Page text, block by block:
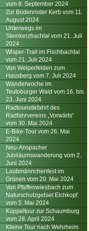
vom 8. September 2024
Zur Bodenroder Kerb vom 11.
August 2024
Unterwegs im
Steinkerzbachtal vom 21. Juli
2024
Wisper-Trail im Fischbachtal
vom 21. Juli 2024
Von Weiperfelden zum
Hausberg vom 7. Juli 2024
Wanderwoche im
Teutoburger Wald vom 16. bis
23. Juni 2024
Radtouristikfahrt des
Radfahrvereins „Vorwärts“
vom 30. Mai 2024
E-Bike-Tour vom 26. Mai
2024
Neu-Anspacher
Jubiläumswanderung vom 2.
Juni 2024
Laubmännchenfest im
Grünen vom 20. Mai 2024
Von Pfaffenwiesbach zum
Naturschutzgebiet Eichkopf
vom 5. Mai 2024
Küppeltour zur Schaumburg
vom 28. April 2024
Kleine Tour nach Wehrheim